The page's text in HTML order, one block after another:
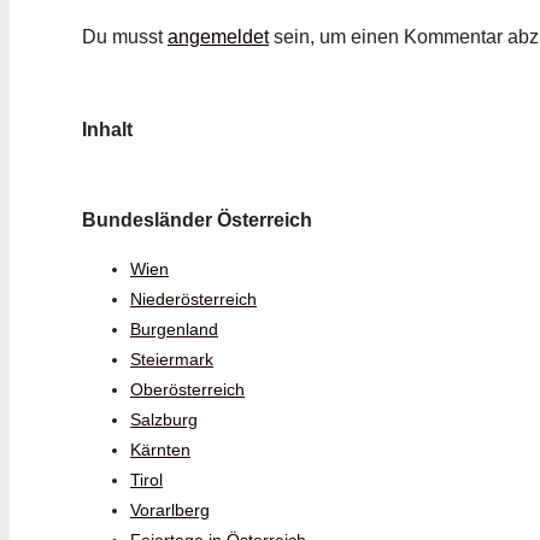
Du musstangemeldetsein, um einen Kommentar
Inhalt
Bundesländer Österreich
Wien
Niederösterreich
Burgenland
Steiermark
Oberösterreich
Salzburg
Kärnten
Tirol
Vorarlberg